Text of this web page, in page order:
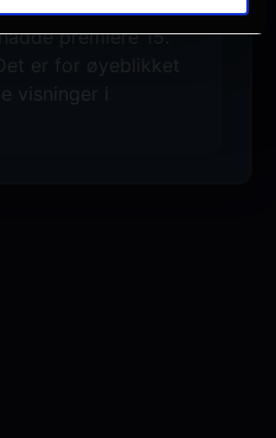
premiere 15.
visninger i